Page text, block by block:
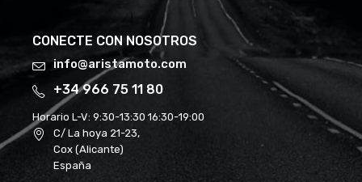
CONECTE CON NOSOTROS
info@aristamoto.com
+34 966 75 11 80
Horario L-V: 9:30-13:30 16:30-19:00
C/ La hoya 21-23,
Cox (Alicante)
España